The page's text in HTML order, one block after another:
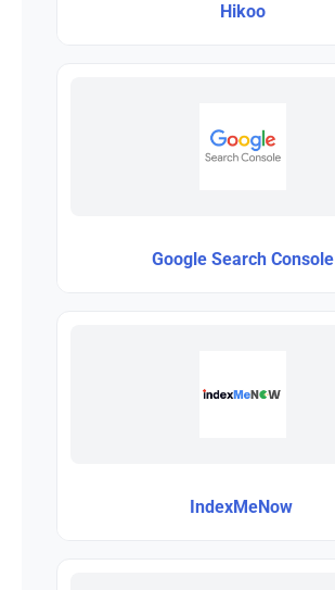
Hikoo
Google Search Console
IndexMeNow